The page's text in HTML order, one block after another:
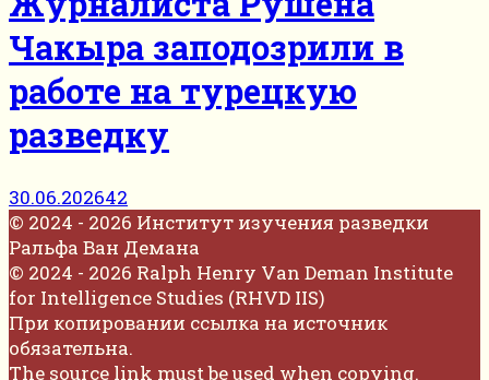
Чакыра заподозрили в
работе на турецкую
разведку
30.06.202642
© 2024 - 2026 Институт изучения разведки
Ральфа Ван Демана
© 2024 - 2026 Ralph Henry Van Deman Institute
for Intelligence Studies (RHVD IIS)
При копировании ссылка на источник
обязательна.
The source link must be used when copying.